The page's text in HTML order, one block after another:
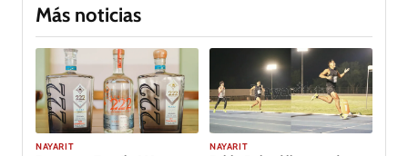
Más noticias
GALERÍA
NAYARIT NAYARIT